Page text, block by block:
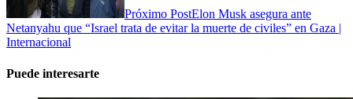
Próximo PostElon Musk asegura ante
Netanyahu que “Israel trata de evitar la muerte de civiles” en Gaza |
Internacional
Puede interesarte